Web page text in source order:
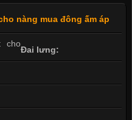
nàng mua đông ấm áp
Đai lưng: